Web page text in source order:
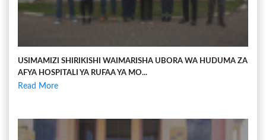
USIMAMIZI SHIRIKISHI WAIMARISHA UBORA WA HUDUMA ZA
AFYA HOSPITALI YA RUFAA YA MO...
Read More